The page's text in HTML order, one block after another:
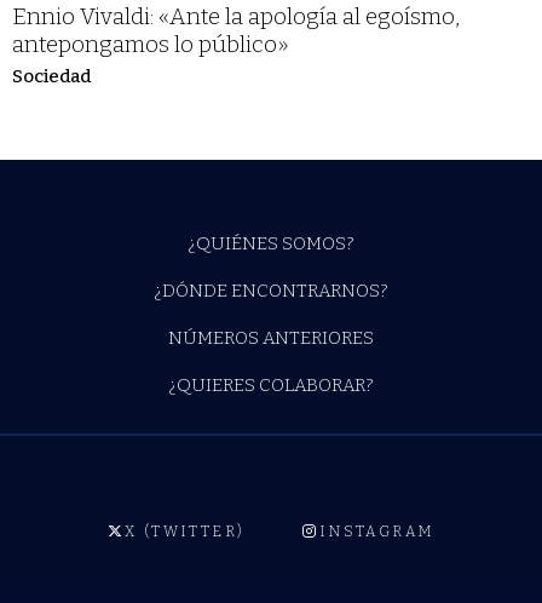
Ennio Vivaldi: «Ante la apología al egoísmo,
antepongamos lo público»
Sociedad
¿QUIÉNES SOMOS?
¿DÓNDE ENCONTRARNOS?
NÚMEROS ANTERIORES
¿QUIERES COLABORAR?
X (TWITTER) INSTAGRAM